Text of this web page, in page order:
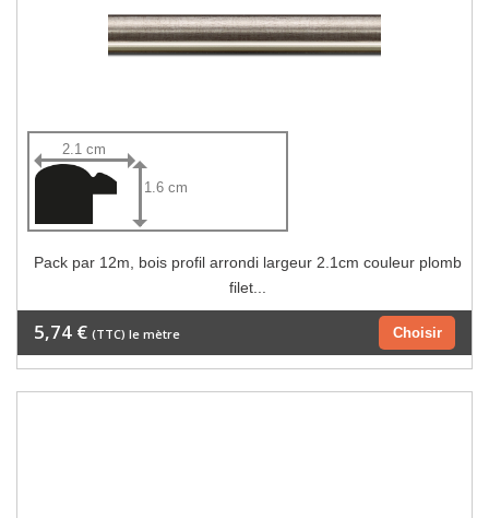
2.1 cm
1.6 cm
Pack par 12m, bois profil arrondi largeur 2.1cm couleur plomb
filet...
Choisir
5,74 € (TTC) le mètre